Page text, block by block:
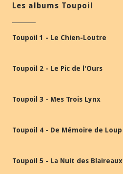
Les albums Toupoil
Toupoil 1 - Le Chien-Loutre
Toupoil 2 - Le Pic de l'Ours
Toupoil 3 - Mes Trois Lynx
Toupoil 4 - De Mémoire de Loup
Toupoil 5 - La Nuit des Blaireaux